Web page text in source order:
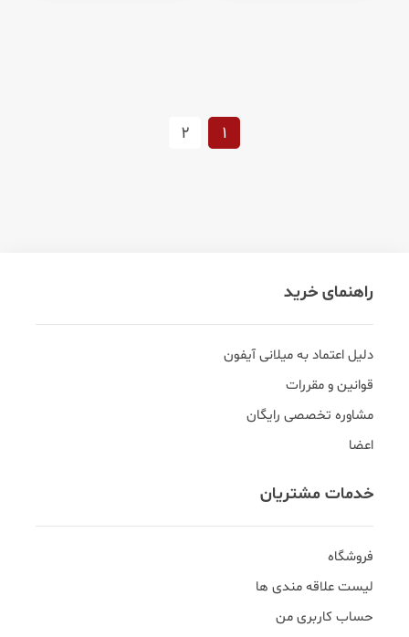
1
2
راهنمای خرید
دلیل اعتماد به میلانی آیفون
قوانین و مقررات
مشاوره تخصصی رایگان
اعضا
خدمات مشتریان
فروشگاه
لیست علاقه مندی ها
حساب کاربری من